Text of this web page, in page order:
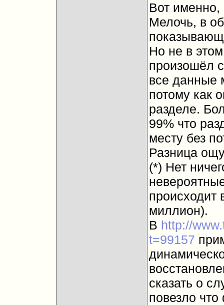
Вот именно,
Мелочь, в
Но не в
произошёл
все данные
потому как
разделе.
99% что
месту без
Разница
(*) Нет
происходит
миллион).
В http://
t=99157
сказать о
повезло